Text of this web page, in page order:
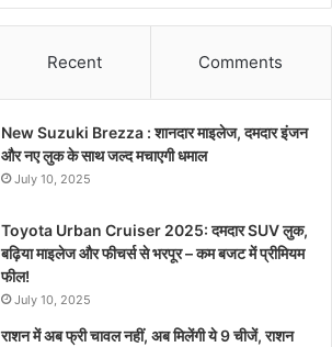
Recent Comments
New Suzuki Brezza : शानदार माइलेज, दमदार इंजन
और नए लुक के साथ जल्द मचाएगी धमाल
July 10, 2025
Toyota Urban Cruiser 2025: दमदार SUV लुक,
बढ़िया माइलेज और फीचर्स से भरपूर – कम बजट में प्रीमियम
फील!
July 10, 2025
राशन में अब फ्री चावल नहीं, अब मिलेंगी ये 9 चीजें, राशन